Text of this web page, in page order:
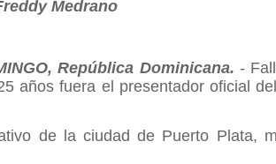
Medrano
República Dominicana. -
años fuera el presentador oficial
de la ciudad de Puerto Plata,